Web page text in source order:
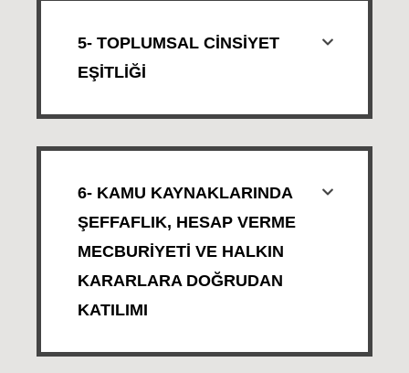
5- TOPLUMSAL CİNSİYET
EŞİTLİĞİ
6- KAMU KAYNAKLARINDA
ŞEFFAFLIK, HESAP VERME
MECBURİYETİ VE HALKIN
KARARLARA DOĞRUDAN
KATILIMI